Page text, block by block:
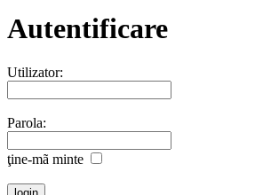
Autentificare
Utilizator:
Parola:
ţine-mã minte